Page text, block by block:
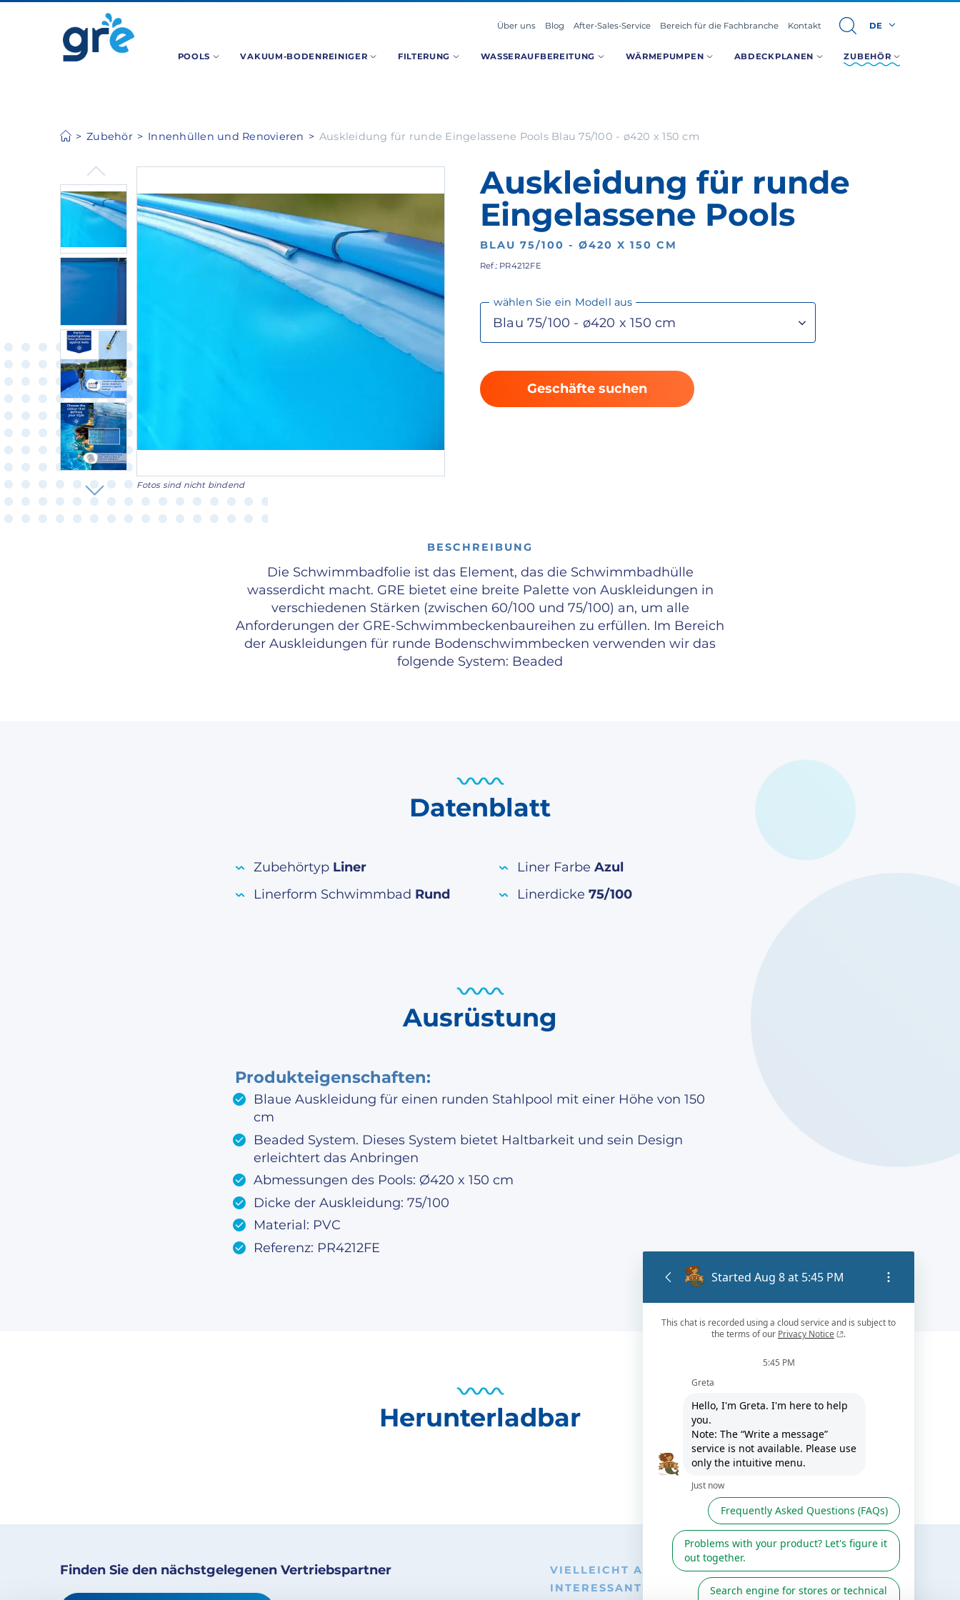
POOLS VAKUUM-BODENREINIGER FILTERUNG WASSERAUFBEREITUNG WÄRMEPUMPEN ABDECKPLANEN ZUBEHÖR
Über uns Blog After-Sales-Service Bereich für die Fachbranche Kontakt DE
Zubehör Innenhüllen und Renovieren Auskleidung für runde Eingelassene Pools Blau 75/100 - ø420 x 150 cm
Fotos sind nicht bindend
wählen Sie ein Modell aus
Auskleidung für runde
Eingelassene Pools
BLAU 75/100 - Ø420 X 150 CM
Ref.: PR4212FE
Geschäfte suchen
BESCHREIBUNG
Die Schwimmbadfolie ist das Element, das die Schwimmbadhülle
wasserdicht macht. GRE bietet eine breite Palette von Auskleidungen in
verschiedenen Stärken (zwischen 60/100 und 75/100) an, um alle
Anforderungen der GRE-Schwimmbeckenbaureihen zu erfüllen. Im Bereich
der Auskleidungen für runde Bodenschwimmbecken verwenden wir das
folgende System: Beaded
Datenblatt
Zubehörtyp Liner
Linerform Schwimmbad Rund
Liner Farbe Azul
Linerdicke 75/100
Ausrüstung
Produkteigenschaften:
Blaue Auskleidung für einen runden Stahlpool mit einer Höhe von 150
cm
Beaded System. Dieses System bietet Haltbarkeit und sein Design
erleichtert das Anbringen
Abmessungen des Pools: Ø420 x 150 cm
Dicke der Auskleidung: 75/100
Material: PVC
Referenz: PR4212FE
Herunterladbar
Finden Sie den nächstgelegenen Vertriebspartner
VIELLEICHT AUCH
INTERESSANT
FOLGEN SIE UNS
AUF